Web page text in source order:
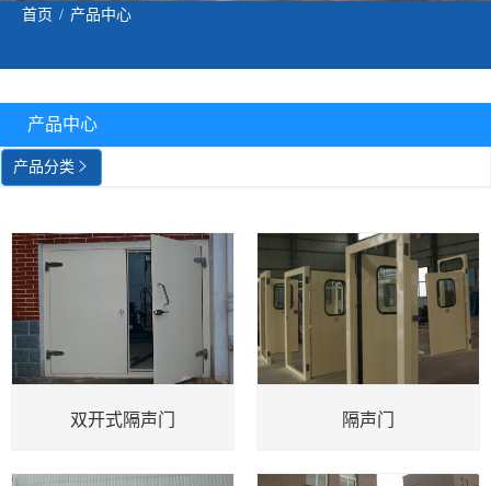
首页 / 产品中心
产品中心
产品分类 
双开式隔声门 隔声门